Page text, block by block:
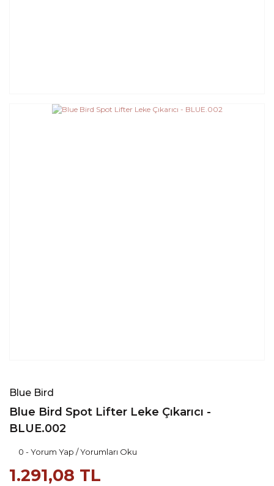
Blue Bird
Blue Bird Spot Lifter Leke Çıkarıcı -
BLUE.002
0 - Yorum Yap / Yorumları Oku
1.291,08 TL